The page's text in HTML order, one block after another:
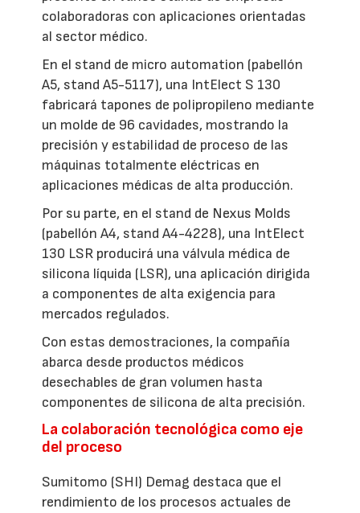
colaboradoras con aplicaciones orientadas
al sector médico.
En el stand de micro automation (pabellón
A5, stand A5-5117), una IntElect S 130
fabricará tapones de polipropileno mediante
un molde de 96 cavidades, mostrando la
precisión y estabilidad de proceso de las
máquinas totalmente eléctricas en
aplicaciones médicas de alta producción.
Por su parte, en el stand de Nexus Molds
(pabellón A4, stand A4-4228), una IntElect
130 LSR producirá una válvula médica de
silicona líquida (LSR), una aplicación dirigida
a componentes de alta exigencia para
mercados regulados.
Con estas demostraciones, la compañía
abarca desde productos médicos
desechables de gran volumen hasta
componentes de silicona de alta precisión.
La colaboración tecnológica como eje
del proceso
Sumitomo (SHI) Demag destaca que el
rendimiento de los procesos actuales de